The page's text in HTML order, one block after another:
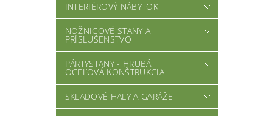
INTERIÉROVÝ NÁBYTOK
NOŽNICOVÉ STANY A
PRÍSLUŠENSTVO
PÁRTYSTANY - HRUBÁ
OCEĽOVÁ KONŠTRUKCIA
SKLADOVÉ HALY A GARÁŽE